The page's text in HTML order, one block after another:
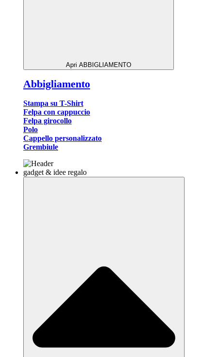
Apri ABBIGLIAMENTO
Abbigliamento
Stampa su T-Shirt
Felpa con cappuccio
Felpa girocollo
Polo
Cappello personalizzato
Grembiule
gadget & idee regalo